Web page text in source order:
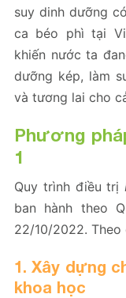
suy dinh dưỡng
ca béo phì tại
khiến nước ta
dưỡng kép, làm
và tương lai cho
Phương
1
Quy trình điều trị
ban hành theo
22/10/2022. Theo
1. Xây dựng
khoa học